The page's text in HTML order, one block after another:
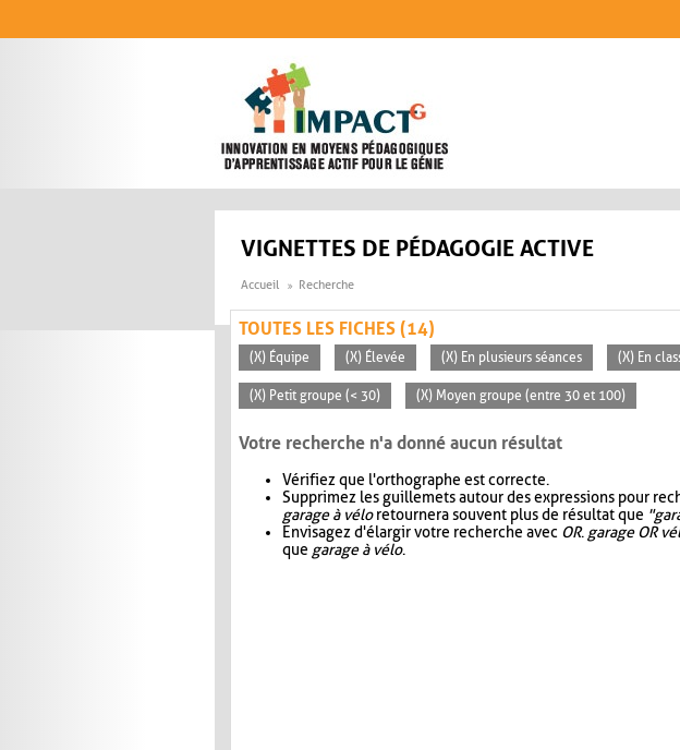
VIGNETTES DE PÉDAGOGIE ACTIVE
Accueil Recherche
TOUTES LES FICHES (14)
(X) Équipe (X) Élevée (X) En plusieurs séances (X) En
(X) Petit groupe (< 30) (X) Moyen groupe (entre 30 et 100)
Votre recherche n'a donné aucun résultat
Vérifiez que l'orthographe est correcte.
Supprimez les guillemets autour des expressions pour
garage à véloretournera souvent plus de résultat que
Envisagez d'élargir votre recherche avec OR. garage OR
que garage à vélo.